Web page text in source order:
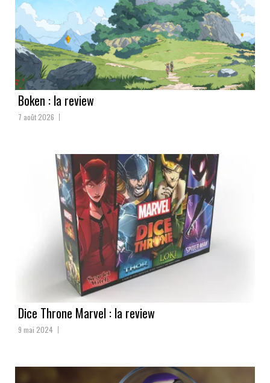
Boken : la review
7 août 2026
Dice Throne Marvel : la review
9 mai 2024